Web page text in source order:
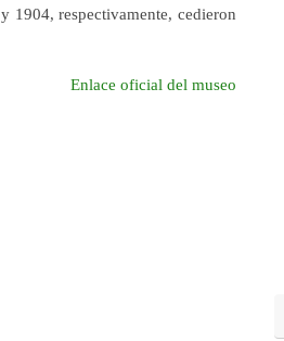
1904, respectivamente, cedieron
Enlace oficial del museo